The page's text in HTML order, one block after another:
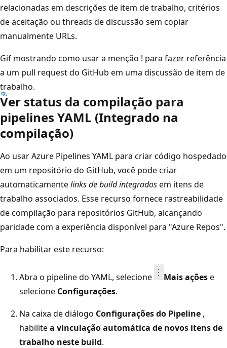
relacionadas em descrições de item de trabalho, critérios
de aceitação ou threads de discussão sem copiar
manualmente URLs.
Gif mostrando como usar a menção ! para fazer referência
a um pull request do GitHub em uma discussão de item de
trabalho.
Ver status da compilação para
pipelines YAML (Integrado na
compilação)
Ao usar Azure Pipelines YAML para criar código hospedado
em um repositório do GitHub, você pode criar
automaticamentelinks de build integradosem itens de
trabalho associados. Esse recurso fornece rastreabilidade
de compilação para repositórios GitHub, alcançando
paridade com a experiência disponível para "Azure Repos".
Para habilitar este recurso:
Abra o pipeline do YAML, selecione Mais açõese
selecione Configurações.
Na caixa de diálogo Configurações do Pipeline ,
habilitea vinculação automática de novos itens de
trabalho neste build.